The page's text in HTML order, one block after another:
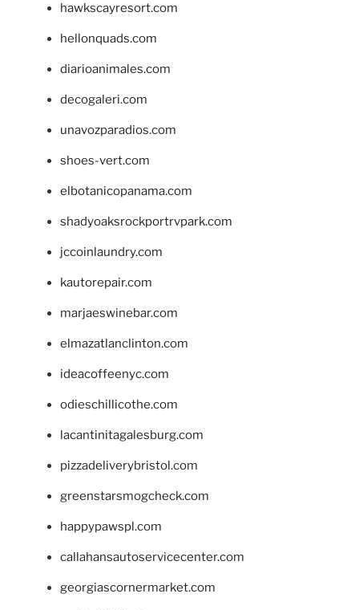
hawkscayresort.com
hellonquads.com
diarioanimales.com
decogaleri.com
unavozparadios.com
shoes-vert.com
elbotanicopanama.com
shadyoaksrockportrvpark.com
jccoinlaundry.com
kautorepair.com
marjaeswinebar.com
elmazatlanclinton.com
ideacoffeenyc.com
odieschillicothe.com
lacantinitagalesburg.com
pizzadeliverybristol.com
greenstarsmogcheck.com
happypawspl.com
callahansautoservicecenter.com
georgiascornermarket.com